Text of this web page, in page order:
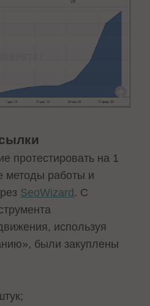
протестировать на 1
методы работы и
SeoWizard . С
используя
были закуплены